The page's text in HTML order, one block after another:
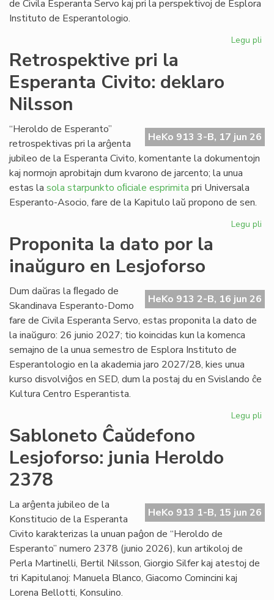
de Civila Esperanta Servo kaj pri la perspektivoj de Esplora
Instituto de Esperantologio.
Legu pli
Retrospektive pri la
Esperanta Civito: deklaro
Nilsson
HeKo 913 3-B, 17 jun 26
“Heroldo de Esperanto”
retrospektivas pri la arĝenta
jubileo de la Esperanta Civito, komentante la dokumentojn
kaj normojn aprobitajn dum kvarono de jarcento; la unua
estas la sola starpunkto oﬁciale esprimita pri Universala
Esperanto-Asocio, fare de la Kapitulo laŭ propono de sen.
Legu pli
Proponita la dato por la
inaŭguro en Lesjoforso
HeKo 913 2-B, 16 jun 26
Dum daŭras la ﬂegado de
Skandinava Esperanto-Domo
fare de Civila Esperanta Servo, estas proponita la dato de
la inaŭguro: 26 junio 2027; tio koincidas kun la komenca
semajno de la unua semestro de Esplora Instituto de
Esperantologio en la akademia jaro 2027/28, kies unua
kurso disvolviĝos en SED, dum la postaj du en Svislando ĉe
Kultura Centro Esperantista.
Legu pli
en
Sabloneto Ĉaŭdefono
Lesjoforso: junia Heroldo
2378
HeKo 913 1-B, 15 jun 26
La arĝenta jubileo de la
Konstitucio de la Esperanta
Civito karakterizas la unuan paĝon de “Heroldo de
Esperanto” numero 2378 (junio 2026), kun artikoloj de
Perla Martinelli, Bertil Nilsson, Giorgio Silfer kaj atestoj de
tri Kapitulanoj: Manuela Blanco, Giacomo Comincini kaj
Lorena Bellotti, Konsulino.